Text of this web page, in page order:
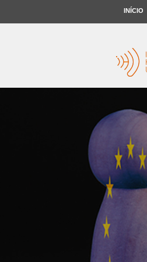
INÍCIO